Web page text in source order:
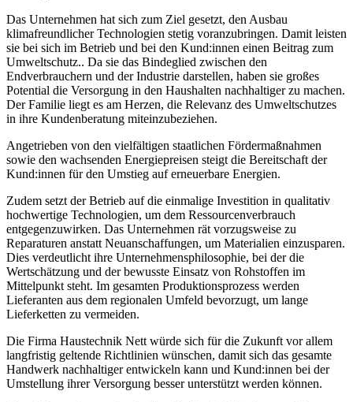
Das Unternehmen hat sich zum Ziel gesetzt, den Ausbau
klimafreundlicher Technologien stetig voranzubringen. Damit leisten
sie bei sich im Betrieb und bei den Kund:innen einen Beitrag zum
Umweltschutz.. Da sie das Bindeglied zwischen den
Endverbrauchern und der Industrie darstellen, haben sie großes
Potential die Versorgung in den Haushalten nachhaltiger zu machen.
Der Familie liegt es am Herzen, die Relevanz des Umweltschutzes
in ihre Kundenberatung miteinzubeziehen.
Angetrieben von den vielfältigen staatlichen Fördermaßnahmen
sowie den wachsenden Energiepreisen steigt die Bereitschaft der
Kund:innen für den Umstieg auf erneuerbare Energien.
Zudem setzt der Betrieb auf die einmalige Investition in qualitativ
hochwertige Technologien, um dem Ressourcenverbrauch
entgegenzuwirken. Das Unternehmen rät vorzugsweise zu
Reparaturen anstatt Neuanschaffungen, um Materialien einzusparen.
Dies verdeutlicht ihre Unternehmensphilosophie, bei der die
Wertschätzung und der bewusste Einsatz von Rohstoffen im
Mittelpunkt steht. Im gesamten Produktionsprozess werden
Lieferanten aus dem regionalen Umfeld bevorzugt, um lange
Lieferketten zu vermeiden.
Die Firma Haustechnik Nett würde sich für die Zukunft vor allem
langfristig geltende Richtlinien wünschen, damit sich das gesamte
Handwerk nachhaltiger entwickeln kann und Kund:innen bei der
Umstellung ihrer Versorgung besser unterstützt werden können.